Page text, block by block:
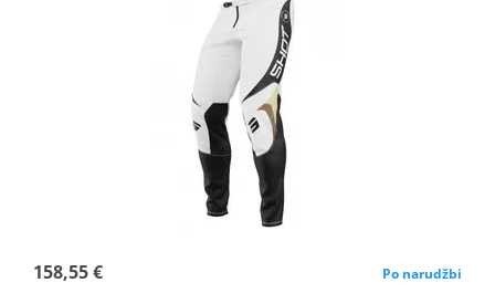
158,55 € Po narudžbi